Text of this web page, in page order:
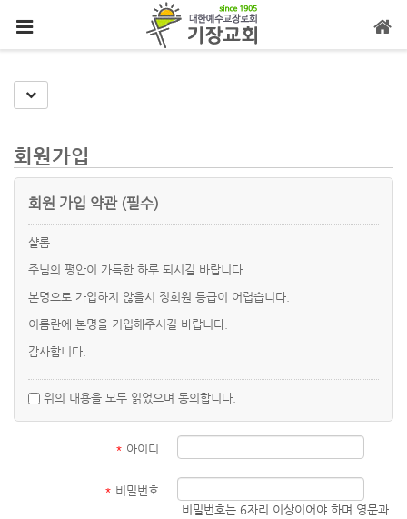
Toggle Dropdown
회원가입
회원 가입 약관 (필수)
샬롬
주님의 평안이 가득한 하루 되시길 바랍니다.
본명으로 가입하지 않을시 정회원 등급이 어렵습니다.
이름란에 본명을 기입해주시길 바랍니다.
감사합니다.
위의 내용을 모두 읽었으며 동의합니다.
* 아이디
* 비밀번호
비밀번호는 6자리 이상이어야 하며 영문과